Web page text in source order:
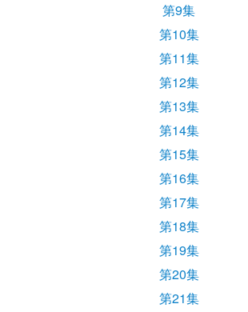
第9集
第10集
第11集
第12集
第13集
第14集
第15集
第16集
第17集
第18集
第19集
第20集
第21集